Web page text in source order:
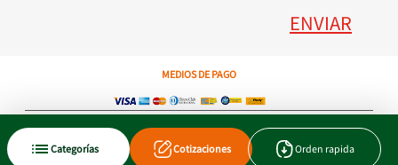
Categorías Cotizaciones Orden rapida
ENVIAR
MEDIOS DE PAGO
Copyright © 2023 JEN SA. Derechos Reservados. Util.com.co.